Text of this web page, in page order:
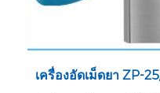
เครื่องอัดเม็ดยา ZP-